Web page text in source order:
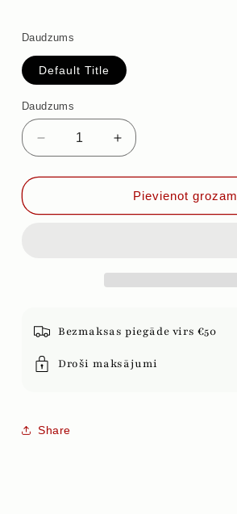
Daudzums
Default Title
Daudzums
Samazināt
daudzumu
priekš
SULA
Palielināt
daudzumu
priekš
ALVEJAS
SULA
Pievienot grozam
Bezmaksas piegāde virs €50
Droši maksājumi
Share